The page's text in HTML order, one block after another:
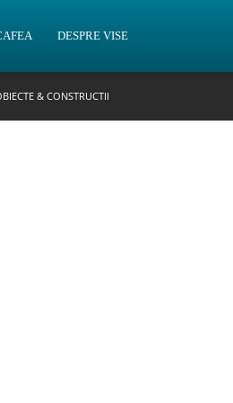
DESPRE VISE
& CONSTRUCTII